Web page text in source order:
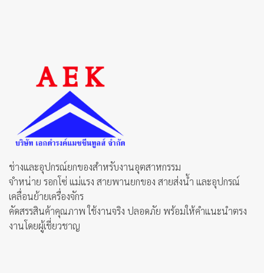
ช่างและอุปกรณ์ยกของสำหรับงานอุตสาหกรรม
จำหน่าย รอกโซ่ แม่แรง สายพานยกของ สายส่งน้ำ และอุปกรณ์
เคลื่อนย้ายเครื่องจักร
คัดสรรสินค้าคุณภาพ ใช้งานจริง ปลอดภัย พร้อมให้คำแนะนำตรง
งานโดยผู้เชี่ยวชาญ